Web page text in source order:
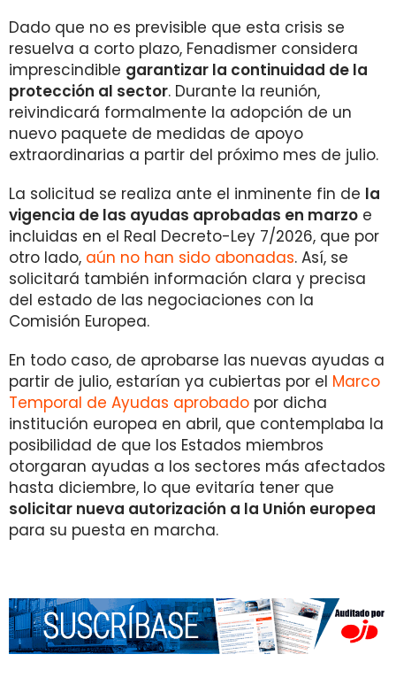
Dado que no es previsible que esta crisis se
resuelva a corto plazo, Fenadismer considera
imprescindible garantizar la continuidad de la
protección al sector. Durante la reunión,
reivindicará formalmente la adopción de un
nuevo paquete de medidas de apoyo
extraordinarias a partir del próximo mes de julio.
La solicitud se realiza ante el inminente fin de la
vigencia de las ayudas aprobadas en marzo e
incluidas en el Real Decreto-Ley 7/2026, que por
otro lado, aún no han sido abonadas. Así, se
solicitará también información clara y precisa
del estado de las negociaciones con la
Comisión Europea.
En todo caso, de aprobarse las nuevas ayudas a
partir de julio, estarían ya cubiertas por el Marco
Temporal de Ayudas aprobado por dicha
institución europea en abril, que contemplaba la
posibilidad de que los Estados miembros
otorgaran ayudas a los sectores más afectados
hasta diciembre, lo que evitaría tener que
solicitar nueva autorización a la Unión europea
para su puesta en marcha.